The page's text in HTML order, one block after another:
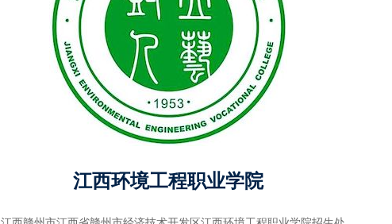
江西环境工程职业学院